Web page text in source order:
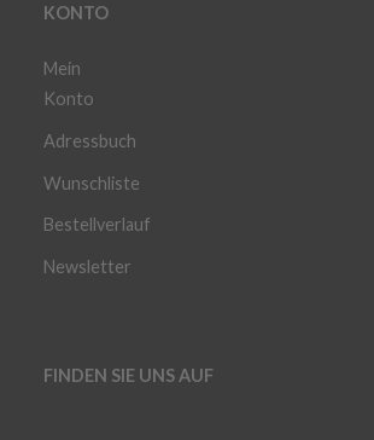
KONTO
Mein
Konto
Adressbuch
Wunschliste
Bestellverlauf
Newsletter
FINDEN SIE UNS AUF